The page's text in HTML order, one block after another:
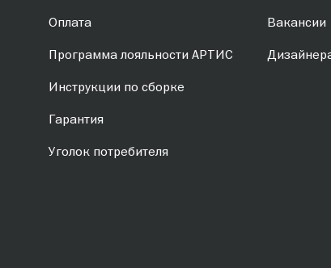
Оплата
Программа лояльности АРТИС
Инструкции по сборке
Гарантия
Уголок потребителя
Вакансии